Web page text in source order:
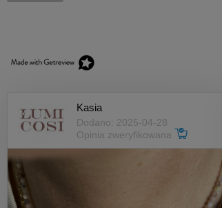
Kasia
Dodano: 2025-04-28
Opinia zweryfikowana